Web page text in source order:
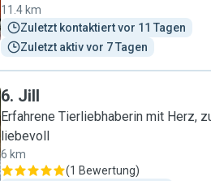
11.4 km
Zuletzt kontaktiert vor 11 Tagen
Zuletzt aktiv vor 7 Tagen
6. Jill
Erfahrene Tierliebhaberin mit Herz,
liebevoll
6 km
(1 Bewertung)